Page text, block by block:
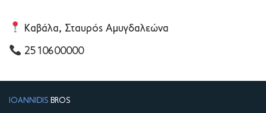
Καβάλα, Σταυρός Αμυγδαλεώνα
2510600000
IOANNIDIS BROS